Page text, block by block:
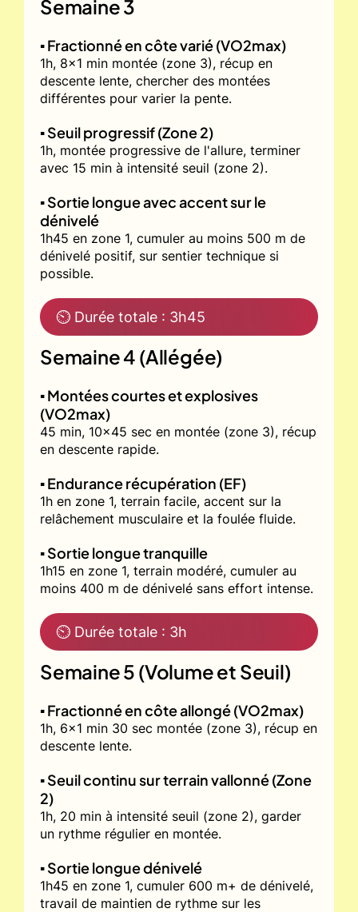
Semaine 3
▪️ Fractionné en côte varié (VO2max)
1h, 8x1 min montée (zone 3), récup en
descente lente, chercher des montées
différentes pour varier la pente.
▪️ Seuil progressif (Zone 2)
1h, montée progressive de l'allure, terminer
avec 15 min à intensité seuil (zone 2).
▪️ Sortie longue avec accent sur le
dénivelé
1h45 en zone 1, cumuler au moins 500 m de
dénivelé positif, sur sentier technique si
possible.
⏲ Durée totale : 3h45
Semaine 4 (Allégée)
▪️ Montées courtes et explosives
(VO2max)
45 min, 10x45 sec en montée (zone 3), récup
en descente rapide.
▪️ Endurance récupération (EF)
1h en zone 1, terrain facile, accent sur la
relâchement musculaire et la foulée fluide.
▪️ Sortie longue tranquille
1h15 en zone 1, terrain modéré, cumuler au
moins 400 m de dénivelé sans effort intense.
⏲ Durée totale : 3h
Semaine 5 (Volume et Seuil)
▪️ Fractionné en côte allongé (VO2max)
1h, 6x1 min 30 sec montée (zone 3), récup en
descente lente.
▪️ Seuil continu sur terrain vallonné (Zone
2)
1h, 20 min à intensité seuil (zone 2), garder
un rythme régulier en montée.
▪️ Sortie longue dénivelé
1h45 en zone 1, cumuler 600 m+ de dénivelé,
travail de maintien de rythme sur les